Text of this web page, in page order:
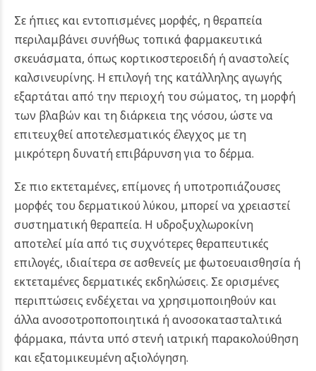
Σε ήπιες και εντοπισμένες μορφές, η θεραπεία
περιλαμβάνει συνήθως τοπικά φαρμακευτικά
σκευάσματα, όπως κορτικοστεροειδή ή αναστολείς
καλσινευρίνης. Η επιλογή της κατάλληλης αγωγής
εξαρτάται από την περιοχή του σώματος, τη μορφή
των βλαβών και τη διάρκεια της νόσου, ώστε να
επιτευχθεί αποτελεσματικός έλεγχος με τη
μικρότερη δυνατή επιβάρυνση για το δέρμα.
Σε πιο εκτεταμένες, επίμονες ή υποτροπιάζουσες
μορφές του δερματικού λύκου, μπορεί να χρειαστεί
συστηματική θεραπεία. Η υδροξυχλωροκίνη
αποτελεί μία από τις συχνότερες θεραπευτικές
επιλογές, ιδιαίτερα σε ασθενείς με φωτοευαισθησία ή
εκτεταμένες δερματικές εκδηλώσεις. Σε ορισμένες
περιπτώσεις ενδέχεται να χρησιμοποιηθούν και
άλλα ανοσοτροποποιητικά ή ανοσοκατασταλτικά
φάρμακα, πάντα υπό στενή ιατρική παρακολούθηση
και εξατομικευμένη αξιολόγηση.